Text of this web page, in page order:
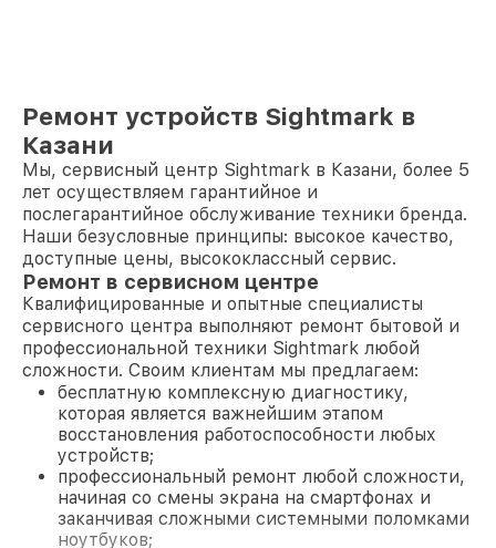
Ремонт устройств Sightmark в
Казани
Мы, сервисный центр Sightmark в Казани, более 5
лет осуществляем гарантийное и
послегарантийное обслуживание техники бренда.
Наши безусловные принципы: высокое качество,
доступные цены, высококлассный сервис.
Ремонт в сервисном центре
Квалифицированные и опытные специалисты
сервисного центра выполняют ремонт бытовой и
профессиональной техники Sightmark любой
сложности. Своим клиентам мы предлагаем:
бесплатную комплексную диагностику,
которая является важнейшим этапом
восстановления работоспособности любых
устройств;
профессиональный ремонт любой сложности,
начиная со смены экрана на смартфонах и
заканчивая сложными системными поломками
ноутбуков;